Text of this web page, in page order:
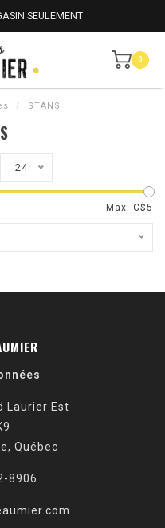
SEULEMENT
0
/ STANS
24
Max: C$5
Laurier Est
Québec
8906